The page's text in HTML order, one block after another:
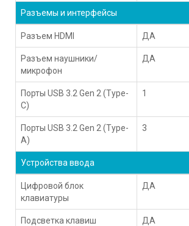
Разъемы и интерфейсы
Разъем HDMI ДА
Разъем наушники/
микрофон
ДА
Порты USB 3.2 Gen 2 (Type-
C)
1
Порты USB 3.2 Gen 2 (Type-
A)
3
Устройства ввода
Цифровой блок
клавиатуры
ДА
Подсветка клавиш
ДА